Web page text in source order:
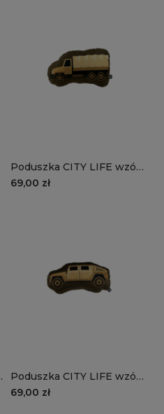
Poduszka CITY LIFE wzór
D1193D | ciężarówka
69,00 zł
Poduszka CITY LIFE wzór
D1193D | pojazd
69,00 zł